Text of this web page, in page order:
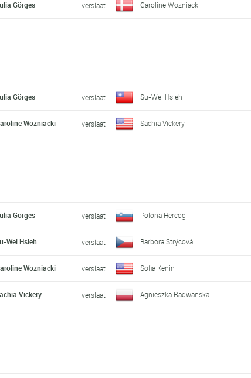
Görges verslaat Caroline Wozniacki
Görges verslaat Su-Wei Hsieh
Wozniacki verslaat Sachia Vickery
Görges verslaat Polona Hercog
Wei Hsieh verslaat Barbora Strýcová
Wozniacki verslaat Sofia Kenin
Vickery verslaat Agnieszka Radwanska